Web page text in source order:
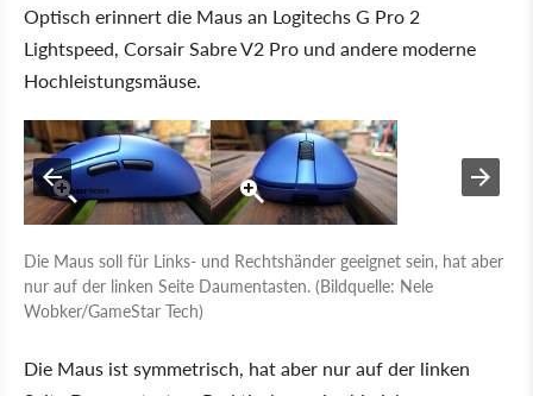
Optisch erinnert die Maus an Logitechs G Pro 2
Lightspeed, Corsair Sabre V2 Pro und andere moderne
Hochleistungsmäuse.
Die Maus soll für Links- und Rechtshänder geeignet sein, hat aber
nur auf der linken Seite Daumentasten. (Bildquelle: Nele
Wobker/GameStar Tech)
Die Maus ist symmetrisch, hat aber nur auf der linken